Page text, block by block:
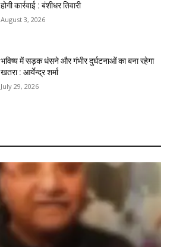
होगी कार्रवाई : बंशीधर तिवारी
August 3, 2026
भविष्य में सड़क धंसने और गंभीर दुर्घटनाओं का बना रहेगा
खतरा : आर्येन्द्र शर्मा
July 29, 2026